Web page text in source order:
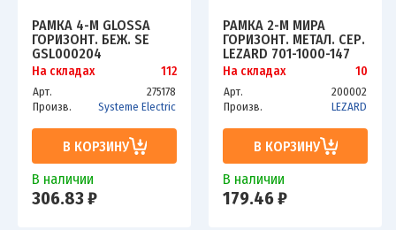
РАМКА 4-М GLOSSA
ГОРИЗОНТ. БЕЖ. SE
GSL000204
На складах 112
Арт.
275178
Произв.
Systeme Electric
В КОРЗИНУ
В наличии
306.83 ₽
РАМКА 2-М МИРА
ГОРИЗОНТ. МЕТАЛ. СЕР.
LEZARD 701-1000-147
На складах 10
Арт.
200002
Произв.
LEZARD
В КОРЗИНУ
В наличии
179.46 ₽